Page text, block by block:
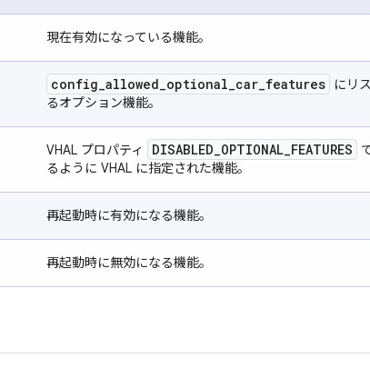
現在有効になっている機能。
config_allowed_optional_car_features
にリ
るオプション機能。
VHAL プロパティ DISABLED_OPTIONAL_FEATURES
るように VHAL に指定された機能。
再起動時に有効になる機能。
再起動時に無効になる機能。